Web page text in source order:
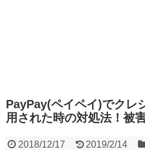
PayPay(ペイペイ)でクレ
用された時の対処法！被
2018/12/17 2019/2/14